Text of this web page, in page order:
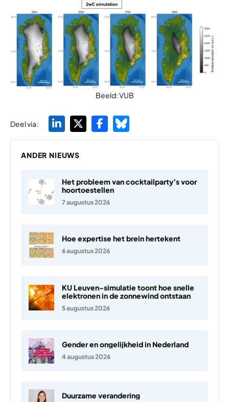
Beeld: VUB
Deel via:
ANDER NIEUWS
Het probleem van cocktailparty’s voor
hoortoestellen
7 augustus 2026
Hoe expertise het brein hertekent
6 augustus 2026
KU Leuven-simulatie toont hoe snelle
elektronen in de zonnewind ontstaan
5 augustus 2026
Gender en ongelijkheid in Nederland
4 augustus 2026
Duurzame verandering